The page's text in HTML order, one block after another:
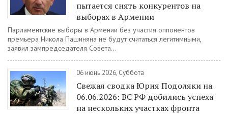
пытается снять конкурентов на
выборах в Армении
Парламентские выборы в Армении без участия оппонентов
премьера Никола Пашиняна не будут считаться легитимными,
заявил зампредседателя Совета...
06 июнь 2026, Суббота
Свежая сводка Юрия Подоляки на
06.06.2026: ВС РФ добились успеха
на нескольких участках фронта